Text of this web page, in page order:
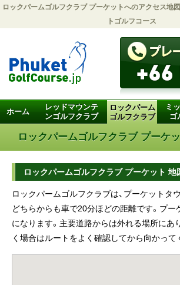
ロックパームゴルフクラブ プーケットへのアクセス地
トゴルフコース
ホーム
レッドマウンテ
ンゴルフクラブ
ロックパーム
ゴルフクラブ
ミ
ゴ
ロックパームゴルフクラブ プーケ
ロックパームゴルフクラブ プーケット 地
ロックパームゴルフクラブは、プーケットタ
どちらからも車で20分ほどの距離です。プ
になります。主要道路からは外れる場所にあ
く場合はルートをよく確認してから向かって